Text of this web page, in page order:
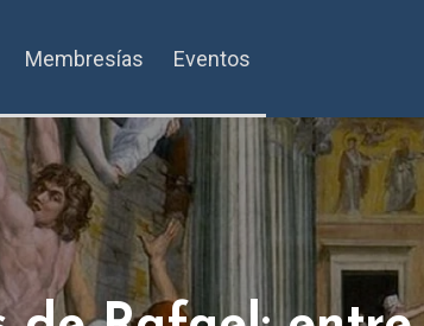
Membresías Eventos